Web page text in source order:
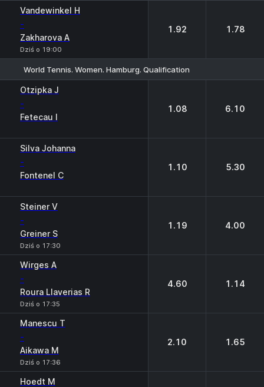
Vandewinkel H
-
Zakharova A
Dziś o 19:00
1.92 1.78
World Tennis. Women. Hamburg. Qualification
Otzipka J
-
Fetecau I
1.08 6.10
Silva Johanna
-
Fontenel C
1.10 5.30
Steiner V
-
Greiner S
Dziś o 17:30
1.19 4.00
Wirges A
-
Roura Llaverias R
Dziś o 17:35
4.60 1.14
Manescu T
-
Aikawa M
Dziś o 17:36
2.10 1.65
Hoedt M